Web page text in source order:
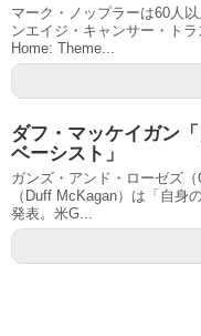
マーク・ノップラーは60人
ンエイジ・キャンサー・ト
Home: Theme...
ダフ・マッケイガン
ベーシスト」
ガンズ・アンド・ローゼズ
（Duff McKagan）は「自身
発表。米G...